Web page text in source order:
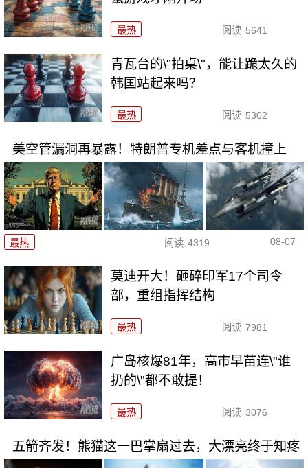
最热 阅读 5641
青瓦台的\"拍桌\"，能让跪太久的
韩国站起来吗？
最热 阅读 5302
美空管漏洞再暴露！特朗普专机差点与客机撞上
最热 阅读 4319 08-07
莫迪开大！砸碎印军17个司令
部，重组指挥结构
最热 阅读 7981
广岛核爆81年，高市早苗连\"谁
扔的\"都不敢提！
最热 阅读 3076
五箭齐发！熊猫这一巴掌扇过去，大漂亮终于知疼